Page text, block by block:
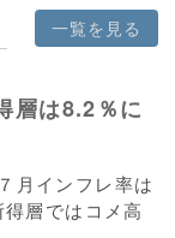
一覧を見る
層は8.2％に
月インフレ率は
層ではコメ高